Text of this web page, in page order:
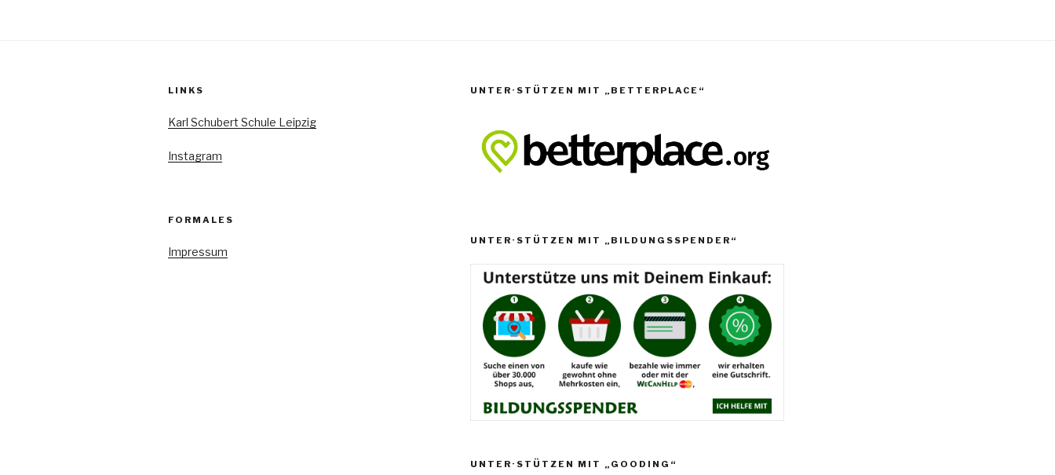
LINKS
Karl Schubert Schule Leipzig
Instagram
FORMALES
Impressum
UNTER·STÜTZEN MIT „BETTERPLACE“
UNTER·STÜTZEN MIT „BILDUNGSSPENDER“
UNTER·STÜTZEN MIT „GOODING“